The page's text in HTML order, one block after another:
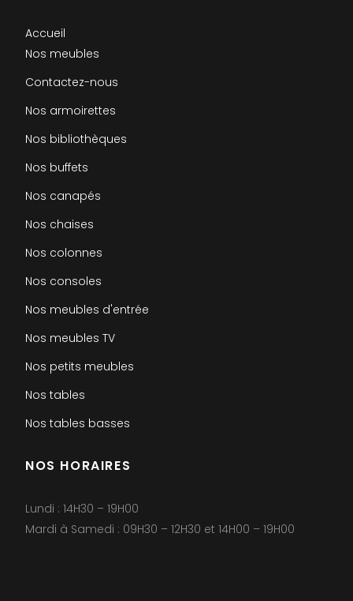
Accueil
Nos meubles
Contactez-nous
Nos armoirettes
Nos bibliothèques
Nos buffets
Nos canapés
Nos chaises
Nos colonnes
Nos consoles
Nos meubles d'entrée
Nos meubles TV
Nos petits meubles
Nos tables
Nos tables basses
NOS HORAIRES
Lundi : 14H30 – 19H00
Mardi à Samedi : 09H30 – 12H30 et 14H00 – 19H00